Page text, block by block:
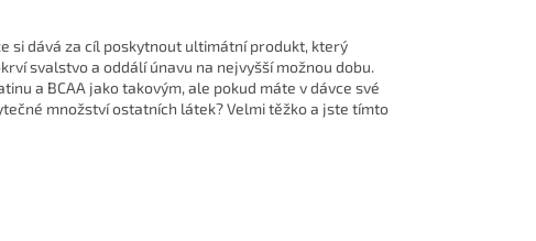
si dává za cíl poskytnout ultimátní produkt, který
svalstvo a oddálí únavu na nejvyšší možnou dobu.
a BCAA jako takovým, ale pokud máte v dávce své
množství ostatních látek? Velmi těžko a jste tímto